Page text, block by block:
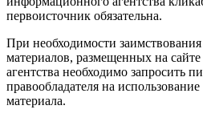
первоисточник обязательна.
При необходимости
материалов, размещенных на
агентства необходимо запросить
правообладателя на
материала.